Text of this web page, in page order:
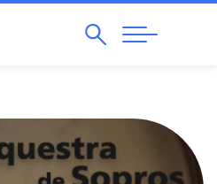
Pesquisar
Abrir
Navegação